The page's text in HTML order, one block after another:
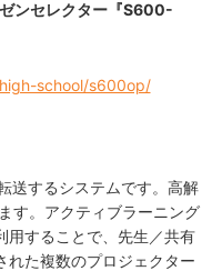
ンセレクター『S600-
school/s600op/
送するシステムです。高解
す。アクティブラーニング
用することで、先生／共有
れた複数のプロジェクター